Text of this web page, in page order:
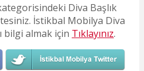
Diva Başlık
İstikbal Mobilya Diva
bilgi almak için Tıklayınız.